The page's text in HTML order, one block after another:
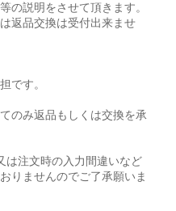
の説明をさせて頂きます。
返品交換は受付出来ませ
です。
のみ返品もしくは交換を承
は注文時の入力間違いなど
りませんのでご了承願いま